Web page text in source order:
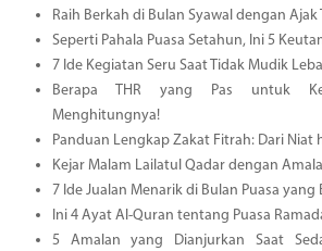
Raih Berkah di Bulan Syawal dengan Ajak
Seperti Pahala Puasa Setahun, Ini 5
7 Ide Kegiatan Seru Saat Tidak Mudik
Berapa THR yang Pas untuk
Menghitungnya!
Panduan Lengkap Zakat Fitrah: Dari Niat
Kejar Malam Lailatul Qadar dengan
7 Ide Jualan Menarik di Bulan Puasa yang
Ini 4 Ayat Al-Quran tentang Puasa
5 Amalan yang Dianjurkan Saat